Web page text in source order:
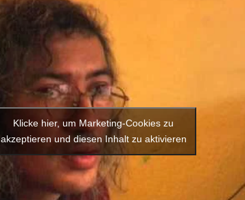
Klicke hier, um Marketing-Cookies zu
akzeptieren und diesen Inhalt zu aktivieren